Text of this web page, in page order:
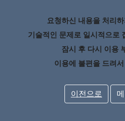
요청하신 내용을 처리
기술적인 문제로 일시적으로
잠시 후 다시 이용
이용에 불편을 드려
이전으로